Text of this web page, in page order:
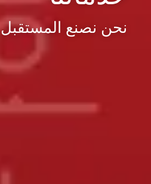
نحن نصنع المستقبل